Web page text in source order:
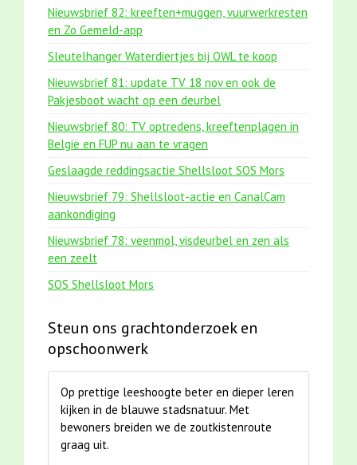
Nieuwsbrief 82: kreeften+muggen, vuurwerkresten
en Zo Gemeld-app
Sleutelhanger Waterdiertjes bij OWL te koop
Nieuwsbrief 81: update TV 18 nov en ook de
Pakjesboot wacht op een deurbel
Nieuwsbrief 80: TV optredens, kreeftenplagen in
België en FUP nu aan te vragen
Geslaagde reddingsactie Shellsloot SOS Mors
Nieuwsbrief 79: Shellsloot-actie en CanalCam
aankondiging
Nieuwsbrief 78: veenmol, visdeurbel en zen als
een zeelt
SOS Shellsloot Mors
Steun ons grachtonderzoek en
opschoonwerk
Op prettige leeshoogte beter en dieper leren
kijken in de blauwe stadsnatuur. Met
bewoners breiden we de zoutkistenroute
graag uit.